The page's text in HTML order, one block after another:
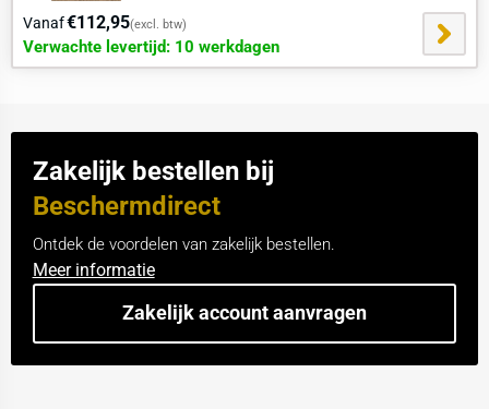
locatiescanaan.
Vanaf€112,95(excl. btw)
Verwachte levertijd: 10 werkdagen
Zakelijk bestellen bij
Beschermdirect
Ontdek de voordelen van zakelijk bestellen.
Meer informatie
Zakelijk account aanvragen